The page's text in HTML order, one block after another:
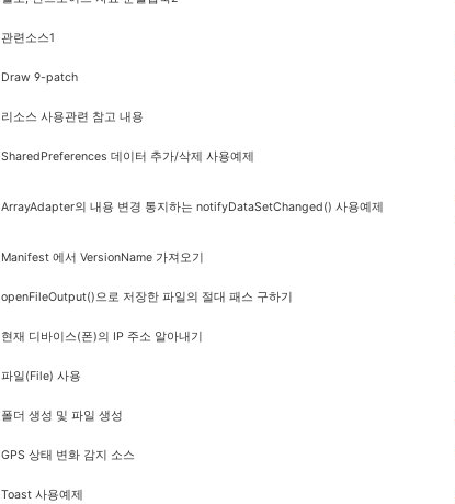
관련소스1
Draw 9-patch
리소스 사용관련 참고 내용
SharedPreferences 데이터 추가/삭제 사용예제
ArrayAdapter의 내용 변경 통지하는 notifyDataSetChanged() 사용예제
Manifest 에서 VersionName 가져오기
openFileOutput()으로 저장한 파일의 절대 패스 구하기
현재 디바이스(폰)의 IP 주소 알아내기
파일(File) 사용
폴더 생성 및 파일 생성
GPS 상태 변화 감지 소스
Toast 사용예제